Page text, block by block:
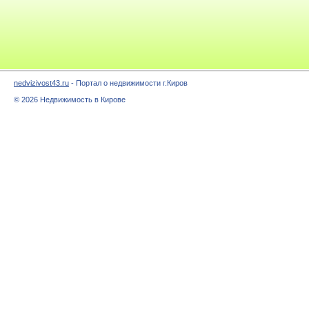
nedvizivost43.ru - Портал о недвижимости г.Киров
© 2026 Недвижимость в Кирове